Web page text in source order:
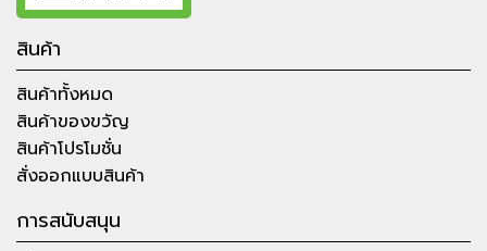
สินค้า
สินค้าทั้งหมด
สินค้าของขวัญ
สินค้าโปรโมชั่น
สั่งออกแบบสินค้า
การสนับสนุน